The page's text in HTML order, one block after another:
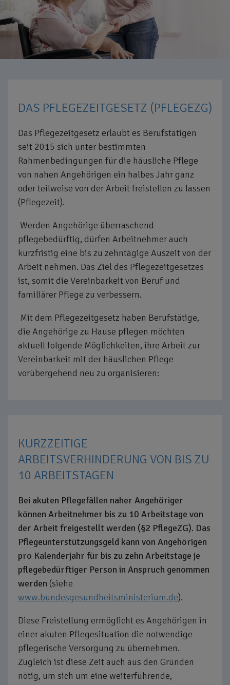
DAS PFLEGEZEITGESETZ (PFLEGEZG)
Das Pflegezeitgesetz erlaubt es Berufstätigen
seit 2015 sich unter bestimmten
Rahmenbedingungen für die häusliche Pflege
von nahen Angehörigen ein halbes Jahr ganz
oder teilweise von der Arbeit freistellen zu lassen
(Pflegezeit).
Werden Angehörige überraschend
pflegebedürftig, dürfen Arbeitnehmer auch
kurzfristig eine bis zu zehntägige Auszeit von der
Arbeit nehmen. Das Ziel des Pflegezeitgesetzes
ist, somit die Vereinbarkeit von Beruf und
familiärer Pflege zu verbessern.
Mit dem Pflegezeitgesetz haben Berufstätige,
die Angehörige zu Hause pflegen möchten
aktuell folgende Möglichkeiten, ihre Arbeit zur
Vereinbarkeit mit der häuslichen Pflege
vorübergehend neu zu organisieren:
KURZZEITIGE
ARBEITSVERHINDERUNG VON BIS ZU
10 ARBEITSTAGEN
Bei akuten Pflegefällen naher Angehöriger
können Arbeitnehmer bis zu 10 Arbeitstage von
der Arbeit freigestellt werden (§2 PflegeZG). Das
Pflegeunterstützungsgeld kann von Angehörigen
pro Kalenderjahr für bis zu zehn Arbeitstage je
pflegebedürftiger Person in Anspruch genommen
werden (siehe
www.bundesgesundheitsministerium.de).
Diese Freistellung ermöglicht es Angehörigen in
einer akuten Pflegesituation die notwendige
pflegerische Versorgung zu übernehmen.
Zugleich ist diese Zeit auch aus den Gründen
nötig, um sich um eine weiterführende,